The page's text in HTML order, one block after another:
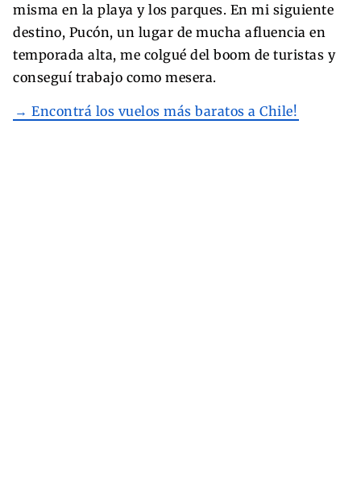
misma en la playa y los parques. En mi siguiente
destino, Pucón, un lugar de mucha afluencia en
temporada alta, me colgué del boom de turistas y
conseguí trabajo como mesera.
→ Encontrá los vuelos más baratos a Chile!